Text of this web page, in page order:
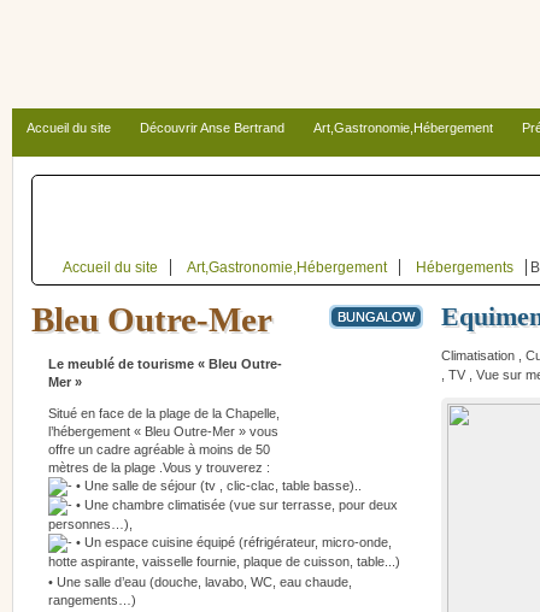
Accueil du site Découvrir Anse Bertrand Art,Gastronomie,Hébergement
Autour d’Anse Bertrand
Accueil du site Art,Gastronomie,Hébergement Hébergements
Bleu Outre-Mer BUNGALOW
Le meublé de tourisme « Bleu Outre-
Mer »
Situé en face de la plage de la Chapelle,
l’hébergement « Bleu Outre-Mer » vous
offre un cadre agréable à moins de 50
mètres de la plage .Vous y trouverez :
• Une salle de séjour (tv , clic-clac, table basse)..
• Une chambre climatisée (vue sur terrasse, pour deux
personnes…),
• Un espace cuisine équipé (réfrigérateur, micro-onde,
hotte aspirante, vaisselle fournie, plaque de cuisson, table...)
• Une salle d’eau (douche, lavabo, WC, eau chaude,
rangements…)
Climatisation ,
, TV , Vue sur